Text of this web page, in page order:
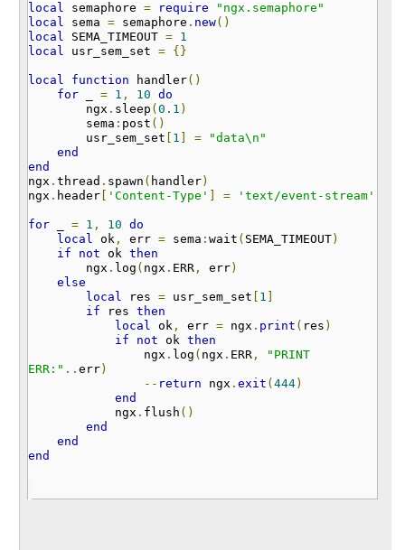
local semaphore = require
"ngx.semaphore"
local sema =semaphore . new()
local SEMA_TIMEOUT =
1
local usr_sem_set = {}
local function handler()
for_ = 1 , 10 do
ngx . sleep ( 0.1 )
sema : post ()
usr_sem_set
1 =
"data\n"
end
end
ngx . thread . spawn ( handler)
ngx . header[ 'Content-Type' = 'text/event-stream'
for_ = 1 , 10 do
local ok, err =sema : wait ( SEMA_TIMEOUT)
if
not ok then
ngx . log ( ngx . ERR, err)
else
local res =usr_sem_set 1
if res then
local ok, err =ngx . print ( res )
if
not ok then
ngx . log ( ngx . ERR,
"PRINT
ERR:" .. err)
-- return ngx . exit ( 444)
end
ngx . flush ()
end
end
end